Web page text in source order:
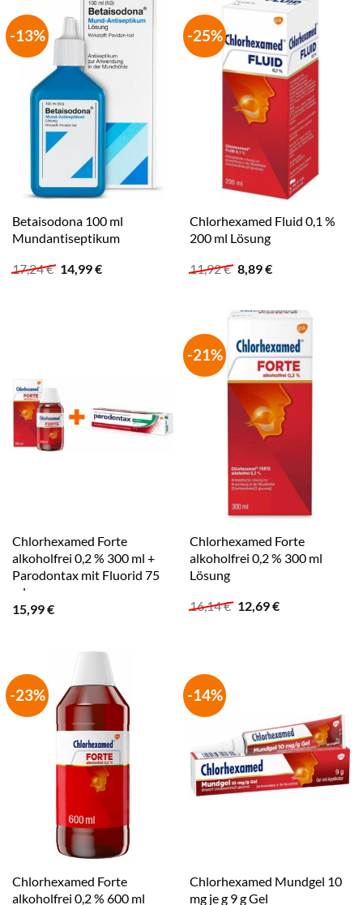
-13%
Betaisodona 100 ml
Mundantiseptikum
17,24€ Ursprünglicher
Preis
14,99€Aktueller
-25%
Chlorhexamed Fluid 0,1 %
200 ml Lösung
11,92€ Ursprünglicher
Preis
11,92 €
8,89€Aktueller
8,89 €.
Chlorhexamed Forte
alkoholfrei 0,2 % 300 ml +
Parodontax mit Fluorid 75
ml
15,99€
-21%
Chlorhexamed Forte
alkoholfrei 0,2 % 300 ml
Lösung
16,14€ Ursprünglicher
Preis
12,69€Aktueller
-23%
Chlorhexamed Forte
alkoholfrei 0,2 % 600 ml
-14%
Chlorhexamed Mundgel 10
mg je g 9 g Gel